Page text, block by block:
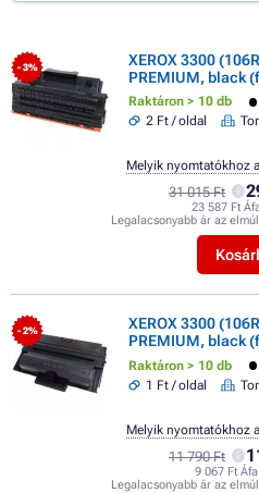
- 3%
XEROX 3300
PREMIUM, black
Raktáron > 10 db
2 Ft / oldal
31 015 Ft
23 587 Ft
Legalacsonyabb ár az
Melyik nyomtatókhoz
- 2%
XEROX 3300
PREMIUM, black
Raktáron > 10 db
1 Ft / oldal
11 790 Ft
9 067 Ft
Legalacsonyabb ár az
Melyik nyomtatókhoz